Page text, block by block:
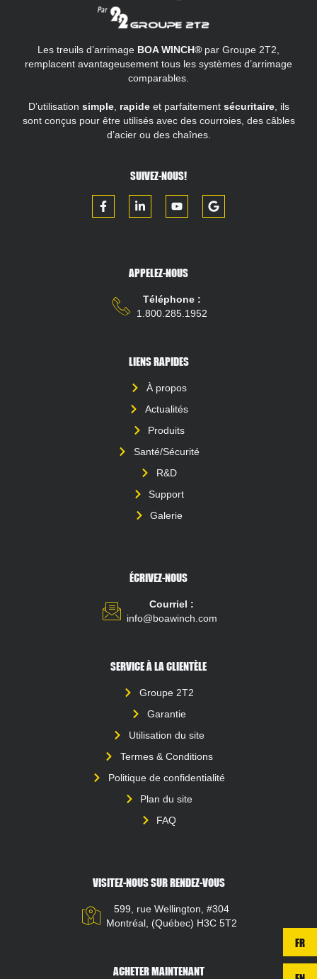
Les treuils d’arrimage BOA WINCH® par Groupe 2T2,
remplacent avantageusement tous les systèmes d’arrimage
comparables.
D’utilisation simple, rapideet parfaitement sécuritaire, ils
sont conçus pour être utilisés avec des courroies, des câbles
d’acier ou des chaînes.
SUIVEZ-NOUS!
APPELEZ-NOUS
Téléphone :
1.800.285.1952
LIENS RAPIDES
À propos
Actualités
Produits
Santé/Sécurité
R&D
Support
Galerie
ÉCRIVEZ-NOUS
Courriel :
info@boawinch.com
SERVICE À LA CLIENTÈLE
Groupe 2T2
Garantie
Utilisation du site
Termes & Conditions
Politique de confidentialité
Plan du site
FAQ
VISITEZ-NOUS SUR RENDEZ-VOUS
599, rue Wellington, #304
Montréal, (Québec) H3C 5T2
ACHETER MAINTENANT
FR